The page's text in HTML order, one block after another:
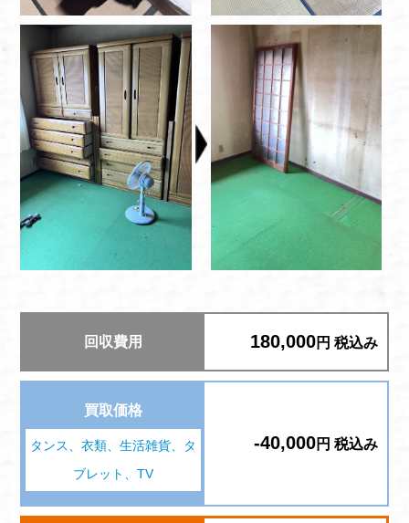
回収費用 180,000円 税込み
買取価格
タンス、衣類、生活雑貨、タ
ブレット、TV
-40,000円 税込み